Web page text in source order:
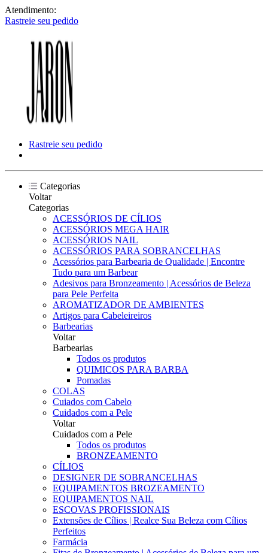
Atendimento:
Rastreie seu pedido
Rastreie seu pedido
Categorias
Voltar
Categorias
ACESSÓRIOS DE CÍLIOS
ACESSÓRIOS MEGA HAIR
ACESSÓRIOS NAIL
ACESSÓRIOS PARA SOBRANCELHAS
Acessórios para Barbearia de Qualidade | Encontre
Tudo para um Barbear
Adesivos para Bronzeamento | Acessórios de Beleza
para Pele Perfeita
AROMATIZADOR DE AMBIENTES
Artigos para Cabeleireiros
Barbearias
Voltar
Barbearias
Todos os produtos
QUIMICOS PARA BARBA
Pomadas
COLAS
Cuiados com Cabelo
Cuidados com a Pele
Voltar
Cuidados com a Pele
Todos os produtos
BRONZEAMENTO
CÍLIOS
DESIGNER DE SOBRANCELHAS
EQUIPAMENTOS BROZEAMENTO
EQUIPAMENTOS NAIL
ESCOVAS PROFISSIONAIS
Extensões de Cílios | Realce Sua Beleza com Cílios
Perfeitos
Farmácia